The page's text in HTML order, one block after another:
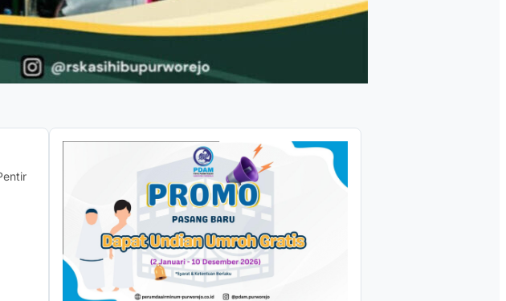
dan Mendesak